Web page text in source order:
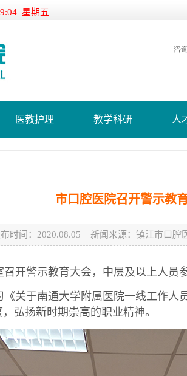
星期五
医教护理 教学科研 人
市口腔医院召开警示教
布时间：2020.08.05 新闻来源：镇江市口腔
警示教育大会，中层及以上人员参
于南通大学附属医院一线工作人
弘扬新时期崇高的职业精神。